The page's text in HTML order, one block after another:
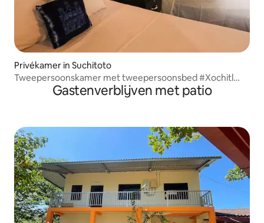
Privékamer in Suchitoto
Tweepersoonskamer met tweepersoonsbed #Xochitl
Gastenverblijven met patio